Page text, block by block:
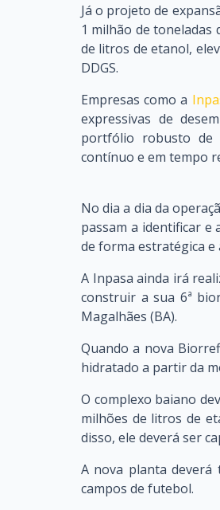
Já o projeto de
1 milhão de toneladas
de litros de etanol,
DDGS.
Empresas como a
expressivas de
portfólio robusto de
contínuo e em tempo
No dia a dia da
passam a identificar e
de forma estratégica e
A Inpasa ainda irá
construir a sua 6ª
Magalhães (BA).
Quando a nova
hidratado a partir da
O complexo baiano
milhões de litros de
disso, ele deverá ser
A nova planta deverá
campos de futebol.